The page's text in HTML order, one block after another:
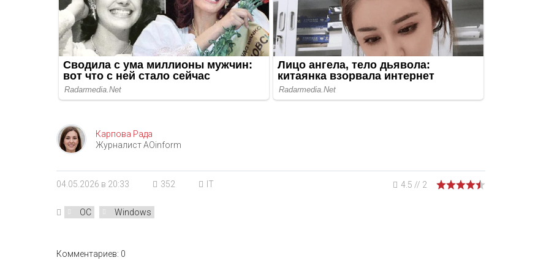
Карпова Рада
Журналист AOinform
04.05.2026 в 20:33 352 IT 4.5 // 2
ОС Windows
Комментариев: 0